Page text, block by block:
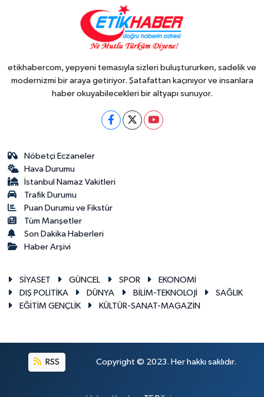
etikhabercom, yepyeni temasıyla sizleri buluştururken, sadelik ve
modernizmi bir araya getiriyor. Şatafattan kaçınıyor ve insanlara
haber okuyabilecekleri bir altyapı sunuyor.
Nöbetçi Eczaneler
Hava Durumu
İstanbul Namaz Vakitleri
Trafik Durumu
Puan Durumu ve Fikstür
Tüm Manşetler
Son Dakika Haberleri
Haber Arşivi
SİYASET GÜNCEL SPOR
EKONOMİ
DIŞ POLİTİKA
DÜNYA BİLİM-TEKNOLOJİ
SAĞLIK
EĞİTİM GENÇLİK
KÜLTÜR-SANAT-MAGAZİN
RSS Copyright © 2023. Her hakkı saklıdır.